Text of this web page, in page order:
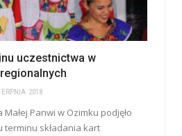
uczestnictwa w
2018
Panwi w Ozimku podjęło
terminu składania kart